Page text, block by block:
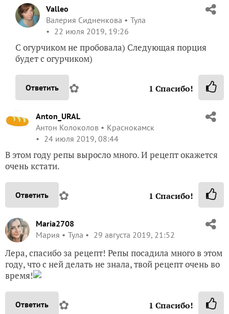
Valleo
Валерия Сидненкова
Тула
22 июля 2019, 19:26
С огурчиком не пробовала) Следующая порция
будет с огурчиком)
Ответить ✿ 1 Спасибо!
Anton_URAL
Антон Колоколов
Краснокамск
24 июля 2019, 08:44
В этом году репы выросло много. И рецепт окажется
очень кстати.
Ответить ✿ 1 Спасибо!
Maria2708
Мария
Тула 29 августа 2019, 21:52
Лера, спасибо за рецепт! Репы посадила много в этом
году, что с ней делать не знала, твой рецепт очень во
время!
Ответить ✿ 1 Спасибо!